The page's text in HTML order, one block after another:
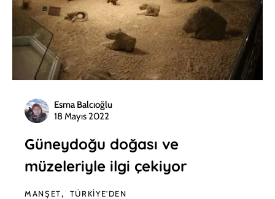
Esma Balcıoğlu
18 Mayıs 2022
Güneydoğu doğası ve
müzeleriyle ilgi çekiyor
MANŞET TÜRKIYE'DEN